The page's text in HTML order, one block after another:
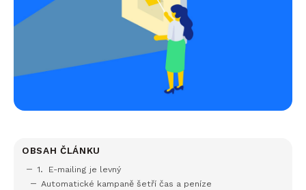
OBSAH ČLÁNKU
1. E-mailing je levný
Automatické kampaně šetří čas a peníze